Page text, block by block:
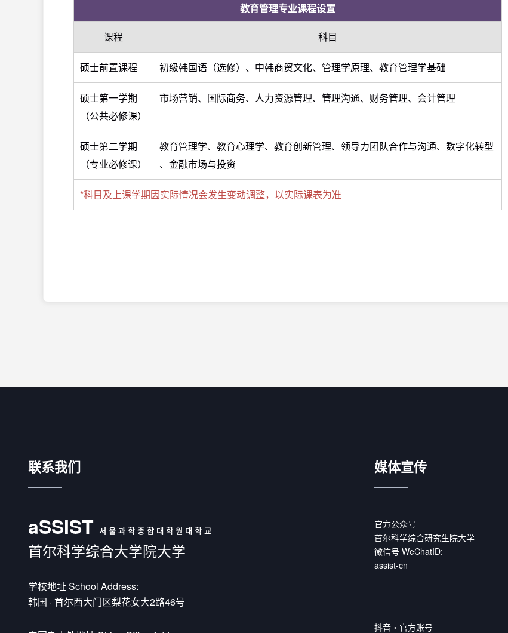
教育管理专业课程设置
课程 科目
硕士前置课程 初级韩国语（选修）、中韩商贸文化、管理学原理、教育管理学基础
硕士第一学期
（公共必修课）
市场营销、国际商务、人力资源管理、管理沟通、财务管理、会计管理
硕士第二学期
（专业必修课）
教育管理学、教育心理学、教育创新管理、领导力团队合作与沟通、数字化转型
、金融市场与投资
*科目及上课学期因实际情况会发生变动调整，以实际课表为准
联系我们
aSSIST 서 울 과 학 종 합 대 학 원 대 학 교
首尔科学综合大学院大学
学校地址 School Address:
韩国 · 首尔西大门区梨花女大2路46号
媒体宣传
官方公众号
首尔科学综合研究生院大学
微信号 WeChatID:
assist-cn
抖音・官方账号